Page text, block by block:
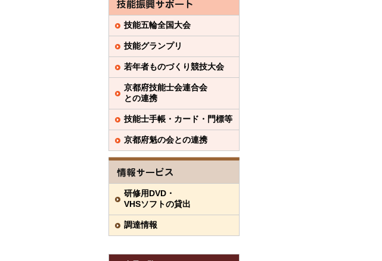
技能五輪全国大会
技能グランプリ
若年者ものづくり競技大会
京都府技能士会連合会
との連携
技能士手帳・カード・門標等
京都府魁の会との連携
研修用DVD・
VHSソフトの貸出
調達情報